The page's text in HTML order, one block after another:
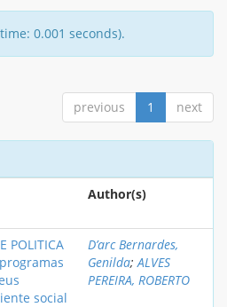
0.001 seconds).
previous 1 next
Author(s)
POLITICA
social
D’arc Bernardes,
Genilda;ALVES
PEREIRA, ROBERTO